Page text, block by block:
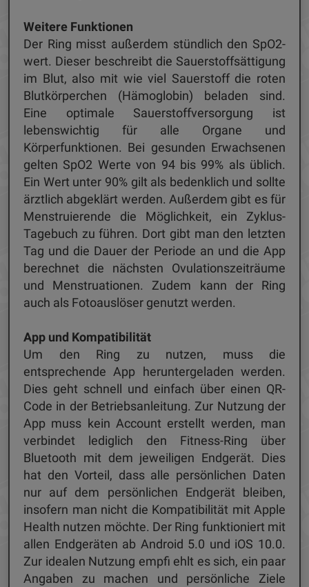
Weitere Funktionen
Der Ring misst außerdem stündlich den SpO2-
wert. Dieser beschreibt die Sauerstoffsättigung
im Blut, also mit wie viel Sauerstoff die roten
Blutkörperchen (Hämoglobin) beladen sind.
Eine optimale Sauerstoffversorgung ist
lebenswichtig für alle Organe und
Körperfunktionen. Bei gesunden Erwachsenen
gelten SpO2 Werte von 94 bis 99% als üblich.
Ein Wert unter 90% gilt als bedenklich und sollte
ärztlich abgeklärt werden. Außerdem gibt es für
Menstruierende die Möglichkeit, ein Zyklus-
Tagebuch zu führen. Dort gibt man den letzten
Tag und die Dauer der Periode an und die App
berechnet die nächsten Ovulationszeiträume
und Menstruationen. Zudem kann der Ring
auch als Fotoauslöser genutzt werden.
App und Kompatibilität
Um den Ring zu nutzen, muss die
entsprechende App heruntergeladen werden.
Dies geht schnell und einfach über einen QR-
Code in der Betriebsanleitung. Zur Nutzung der
App muss kein Account erstellt werden, man
verbindet lediglich den Fitness-Ring über
Bluetooth mit dem jeweiligen Endgerät. Dies
hat den Vorteil, dass alle persönlichen Daten
nur auf dem persönlichen Endgerät bleiben,
insofern man nicht die Kompatibilität mit Apple
Health nutzen möchte. Der Ring funktioniert mit
allen Endgeräten ab Android 5.0 und iOS 10.0.
Zur idealen Nutzung empfi ehlt es sich, ein paar
Angaben zu machen und persönliche Ziele